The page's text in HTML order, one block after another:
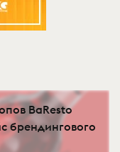
BaResto
брендингового